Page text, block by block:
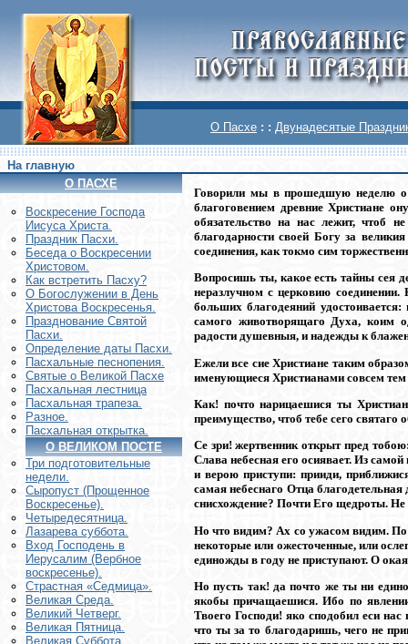
О Пасхе : : Двунадесятые
На главную
О ПАСХЕ
Воскреcение Господа
Иисуса Христа.
Праздник Пасхи.
Беседа о Воскресении
Христовом.
Как встретить Пасху?
О Богослужении в День
Христова Воскресенья.
Празднование Святой
Пасхи.
Определение даты Пасхи.
Пасхальные песнопения.
Святые о Великой Пасхе
Пасхальная лестница
Пасхальная трапеза.
Разное.
Пасхальная открытка.
О ВЕЛИКОМ ПОСТЕ
Три подготовительные
недели.
Сыропуст (Прощенное
Воскресенье).
Четыредесятница.
Лазарева суббота.
Вход Господень в
Иерусалим (Вербное
воскресенье).
Страстная «Седмица».
Великая Среда.
Великий Четверг.
Великая Пятница.
Великая Суббота.
Говорили мы в прошедшую неделю о
благоговением древние Христиане
обязательство на нас лежит, чтоб
благодарности своей Богу за
соединения, как токмо сим
Вопросишь ты, какое есть тайны сея
неразлучном с церковию
больших благодеяний
самого животворящаго Духа, коим
радости душевныя, и надежды к
Ежели все сие Христиане таким
именующиеся Христианами совсем тем
Как! почто нарицаешися ты
преимущество, чтоб тебе сего
Се зри! жертвенник открыт пред
Слава небесная его осиявает. Из
и верою приступи: прииди,
самая небеснаго Отца
снисхождение? Почти Его щедроты.
Но что видим? Ах со ужасом видим. По
некоторые или ожесточенные, или
единожды в году не приступают. О
Но пусть так! да почто же ты ни
якобы причащаешися. Ибо по
Твоего Господи! яко сподобил еси
что ты за то благодаришь, чего не